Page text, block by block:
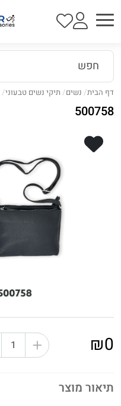
דף הבית נשים תיקי נשים טבעוני
500758
תיאור מוצר
₪0